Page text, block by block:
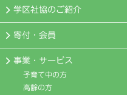
学区社協のご紹介
寄付・会員
事業・サービス
子育て中の方
高齢の方